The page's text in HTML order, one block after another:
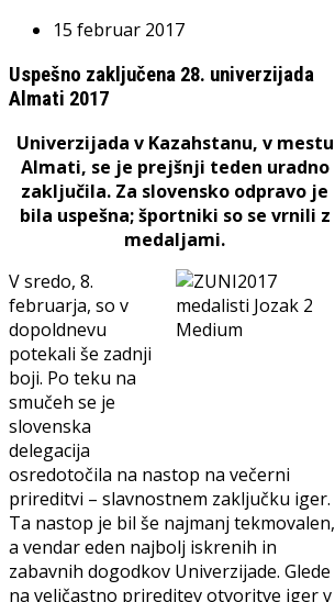
15 februar 2017
Uspešno zaključena 28. univerzijada
Almati 2017
Univerzijada v Kazahstanu, v mestu
Almati, se je prejšnji teden uradno
zaključila. Za slovensko odpravo je
bila uspešna; športniki so se vrnili z
medaljami.
V sredo, 8.
februarja, so v
dopoldnevu
potekali še zadnji
boji. Po teku na
smučeh se je
slovenska
delegacija
osredotočila na nastop na večerni
prireditvi – slavnostnem zaključku iger.
Ta nastop je bil še najmanj tekmovalen,
a vendar eden najbolj iskrenih in
zabavnih dogodkov Univerzijade. Glede
na veličastno prireditev otvoritve iger v